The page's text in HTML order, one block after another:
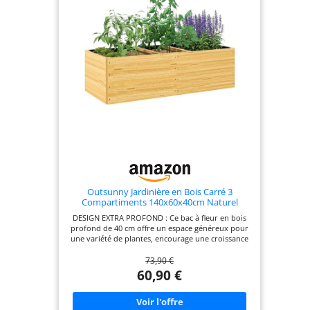
de haute qualité : bacs potagers, jardinières en
bois, carrés potagers et autres équipements pour
cultiver votre jardin avec succès.
Outsunny Jardinière en Bois Carré 3
Compartiments 140x60x40cm Naturel
DESIGN EXTRA PROFOND : Ce bac à fleur en bois
profond de 40 cm offre un espace généreux pour
une variété de plantes, encourage une croissance
plus grande taille, avec une capacité jusqu'à 31
litres de terre. GRAND ESPACE DE PLANTATION :
Organisez ce carré potager en bois de dimensions
140L x 60l x 40H cm en trois sections distinctes
pour mieux satisfaire les besoins spécifiques de
73,90 €
60,90 €